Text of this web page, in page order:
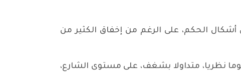
أشكال الحكم، على الرغم من إخفاق الكثير من
نظريا، متداولا بشغف، على مستوى الشارع،